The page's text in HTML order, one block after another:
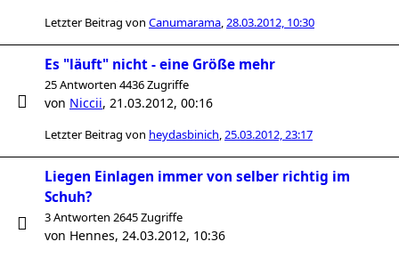
Letzter Beitrag von Canumarama,28.03.2012, 10:30
Es "läuft" nicht - eine Größe mehr
25 Antworten 4436 Zugriffe
von Niccii, 21.03.2012, 00:16
Letzter Beitrag von heydasbinich,25.03.2012, 23:17
Liegen Einlagen immer von selber richtig im
Schuh?
3 Antworten 2645 Zugriffe
von Hennes, 24.03.2012, 10:36